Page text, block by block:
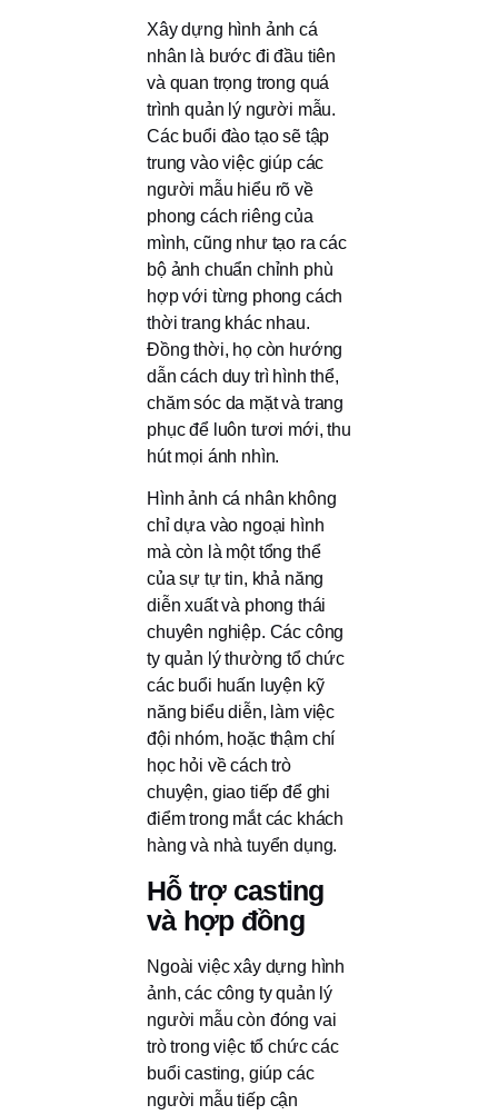
Xây dựng hình ảnh cá
nhân là bước đi đầu tiên
và quan trọng trong quá
trình quản lý người mẫu.
Các buổi đào tạo sẽ tập
trung vào việc giúp các
người mẫu hiểu rõ về
phong cách riêng của
mình, cũng như tạo ra các
bộ ảnh chuẩn chỉnh phù
hợp với từng phong cách
thời trang khác nhau.
Đồng thời, họ còn hướng
dẫn cách duy trì hình thể,
chăm sóc da mặt và trang
phục để luôn tươi mới, thu
hút mọi ánh nhìn.
Hình ảnh cá nhân không
chỉ dựa vào ngoại hình
mà còn là một tổng thể
của sự tự tin, khả năng
diễn xuất và phong thái
chuyên nghiệp. Các công
ty quản lý thường tổ chức
các buổi huấn luyện kỹ
năng biểu diễn, làm việc
đội nhóm, hoặc thậm chí
học hỏi về cách trò
chuyện, giao tiếp để ghi
điểm trong mắt các khách
hàng và nhà tuyển dụng.
Hỗ trợ casting
và hợp đồng
Ngoài việc xây dựng hình
ảnh, các công ty quản lý
người mẫu còn đóng vai
trò trong việc tổ chức các
buổi casting, giúp các
người mẫu tiếp cận